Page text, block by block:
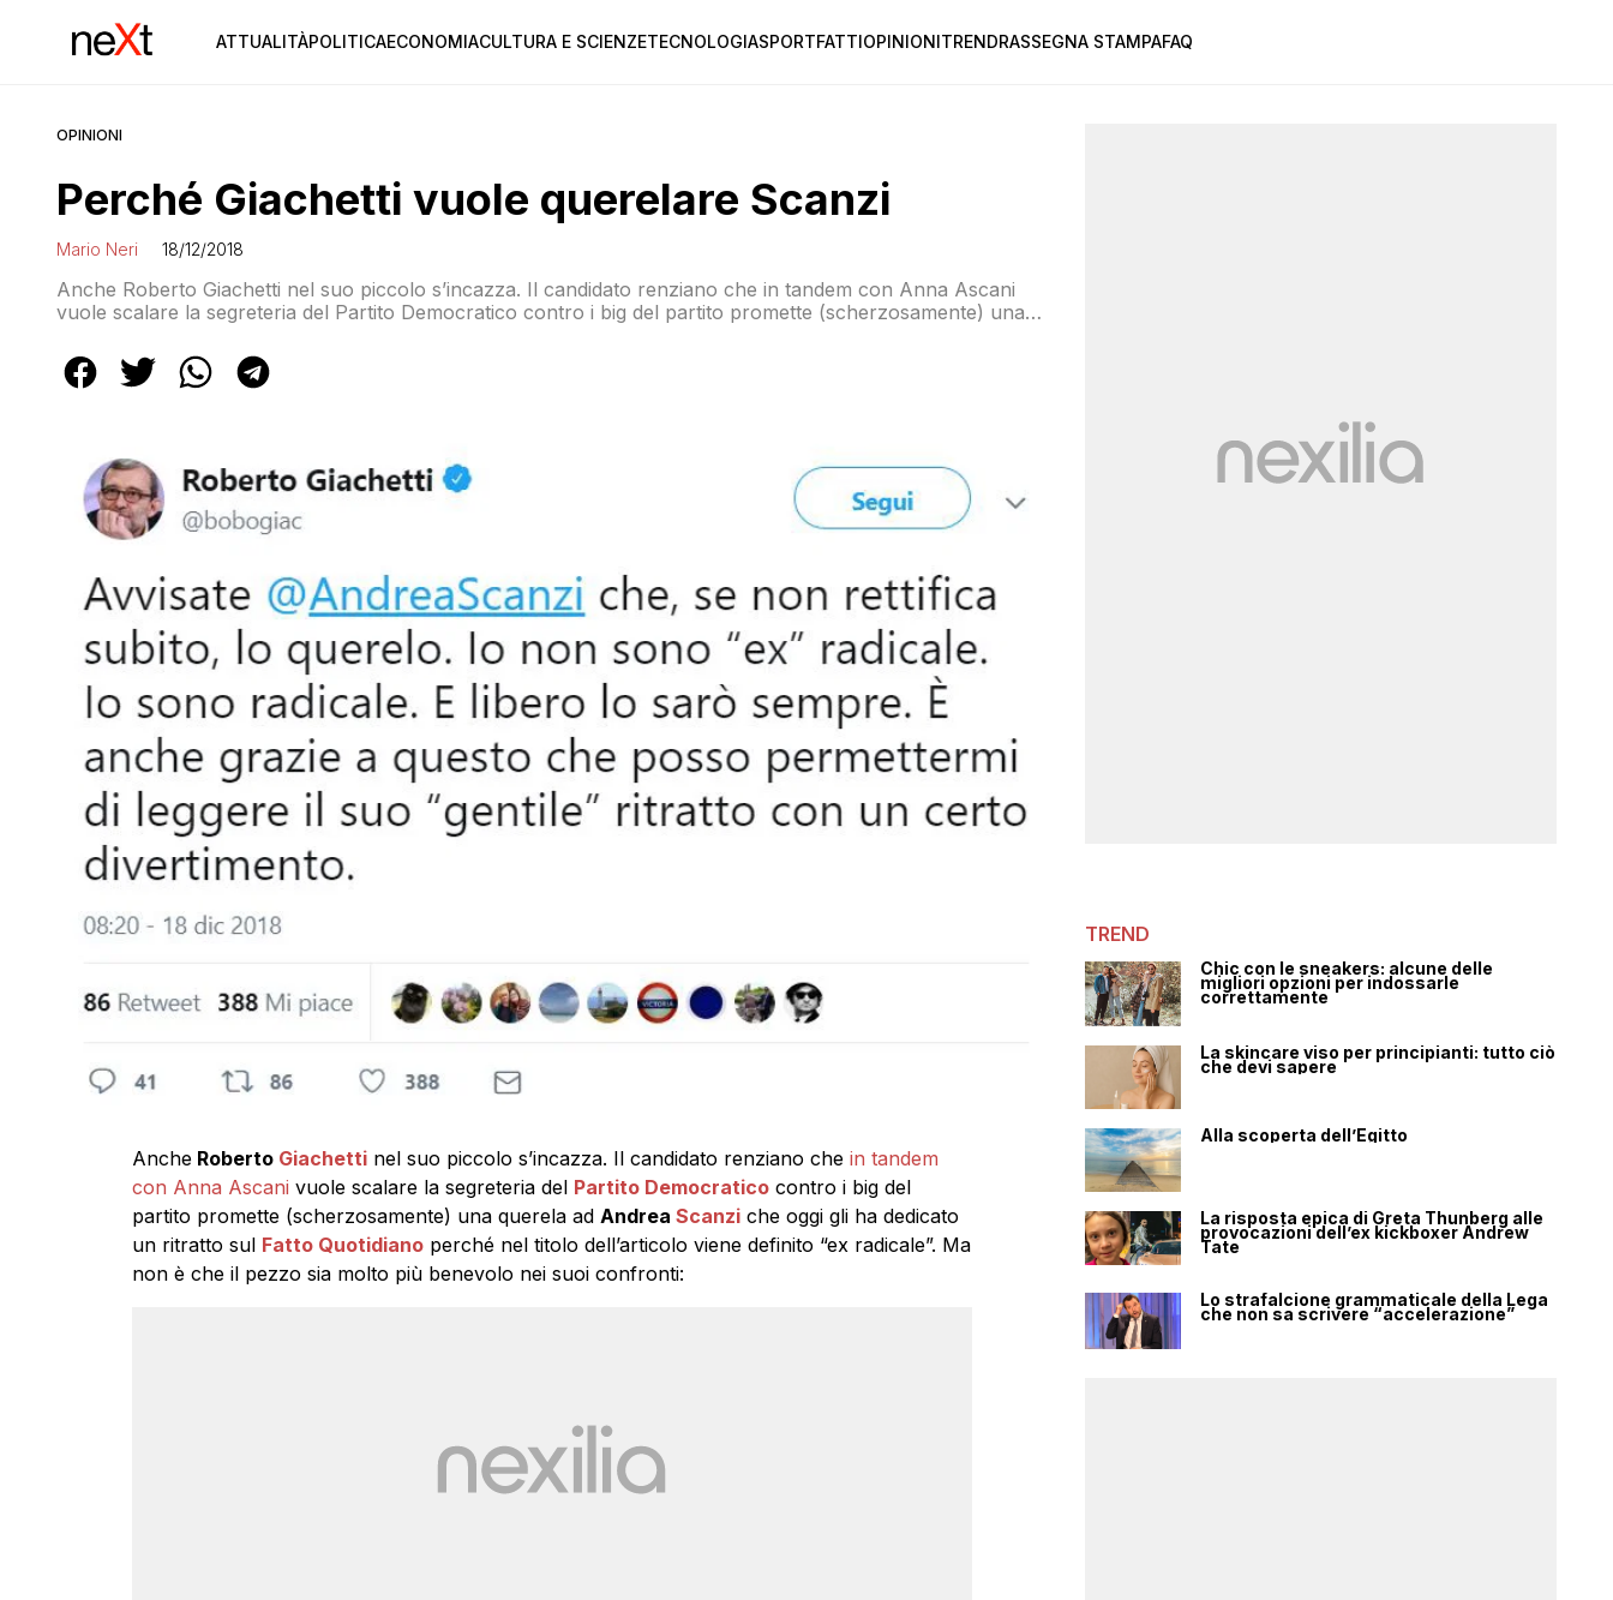
ATTUALITÀPOLITICAECONOMIACULTURA E SCIENZETECNOLOGIASPORTFATTIOPINIONITRENDRASSEGNA STAMPAFAQ
OPINIONI
Perché Giachetti vuole querelare Scanzi
Mario Neri 18/12/2018
Anche Roberto Giachetti nel suo piccolo s’incazza. Il candidato renziano che in tandem con Anna Ascani
vuole scalare la segreteria del Partito Democratico contro i big del partito promette (scherzosamente) una
dell’articolo viene definito “ex radicale”. Ma non è […]
AncheRoberto Giachettinel suo piccolo s’incazza. Il candidato renziano chein tandem
con Anna Ascani vuole scalare la segreteria del Partito Democraticocontro i big del
partito promette (scherzosamente) una querela ad Andrea Scanziche oggi gli ha dedicato
un ritratto sul Fatto Quotidianoperché nel titolo dell’articolo viene definito “ex radicale”. Ma
non è che il pezzo sia molto più benevolo nei suoi confronti:
TREND
Chic con le sneakers: alcune delle
migliori opzioni per indossarle
correttamente
La skincare viso per principianti: tutto ciò
che devi sapere
Alla scoperta dell’Egitto
La risposta epica di Greta Thunberg alle
provocazioni dell’ex kickboxer Andrew
Tate
Lo strafalcione grammaticale della Lega
che non sa scrivere “accelerazione”